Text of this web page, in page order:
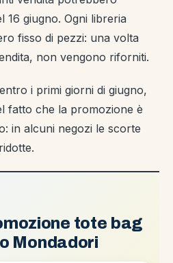
16 giugno. Ogni libreria
fisso di pezzi: una volta
non vengono riforniti.
i primi giorni di giugno,
fatto che la promozione è
in alcuni negozi le scorte
tote bag
Mondadori